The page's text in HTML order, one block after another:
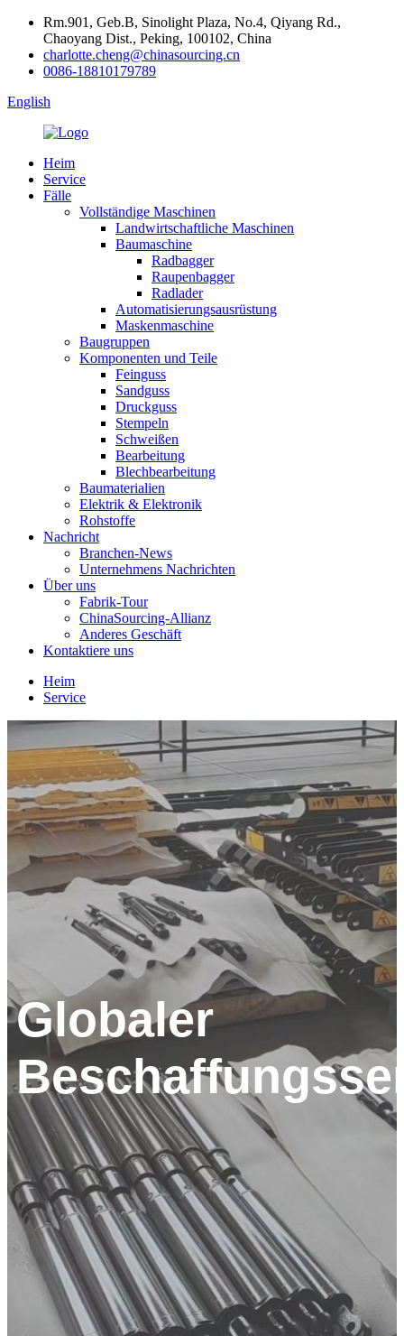
Rm.901, Geb.B, Sinolight Plaza, No.4, Qiyang Rd.,
Chaoyang Dist., Peking, 100102, China
charlotte.cheng@chinasourcing.cn
0086-18810179789
English
Heim
Service
Fälle
Vollständige Maschinen
Landwirtschaftliche Maschinen
Baumaschine
Radbagger
Raupenbagger
Radlader
Automatisierungsausrüstung
Maskenmaschine
Baugruppen
Komponenten und Teile
Feinguss
Sandguss
Druckguss
Stempeln
Schweißen
Bearbeitung
Blechbearbeitung
Baumaterialien
Elektrik & Elektronik
Rohstoffe
Nachricht
Branchen-News
Unternehmens Nachrichten
Über uns
Fabrik-Tour
ChinaSourcing-Allianz
Anderes Geschäft
Kontaktiere uns
Heim
Service
Globaler